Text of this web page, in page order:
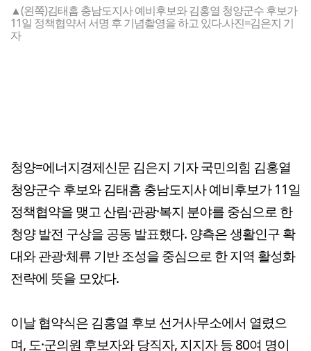
▲(왼쪽)김태흠 충남도지사 예비후보와 김홍열 청양군수 후보가
11일 정책협약서 서명 후 기념촬영을 하고 있다.사진=김은지 기
자
청양=에너지경제신문 김은지 기자 국민의힘 김홍열
청양군수 후보와 김태흠 충남도지사 예비후보가 11일
정책협약을 맺고 산림·관광·복지 분야를 중심으로 한
청양 발전 구상을 공동 발표했다. 양측은 생활인구 확
대와 관광·체류 기반 조성을 중심으로 한 지역 활성화
전략에 뜻을 모았다.
이날 협약식은 김홍열 후보 선거사무소에서 열렸으
며, 도·군의원 후보자와 당직자, 지지자 등 80여 명이